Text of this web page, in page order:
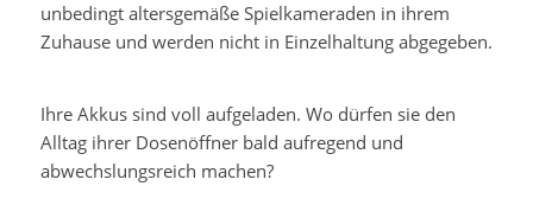
unbedingt altersgemäße Spielkameraden in ihrem
Zuhause und werden nicht in Einzelhaltung abgegeben.
Ihre Akkus sind voll aufgeladen. Wo dürfen sie den
Alltag ihrer Dosenöffner bald aufregend und
abwechslungsreich machen?